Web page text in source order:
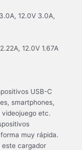
12.0V 3.0A,
12.0V 1.67A
USB-C
smartphones,
videojuego etc.
muy rápida.
cargador